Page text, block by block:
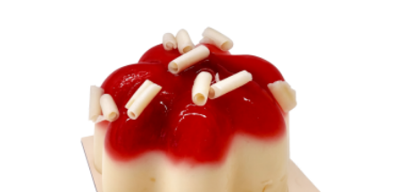
hasta
28,00€